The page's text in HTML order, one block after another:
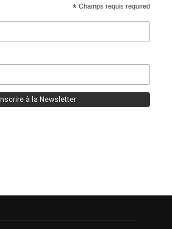
* Champs requis required